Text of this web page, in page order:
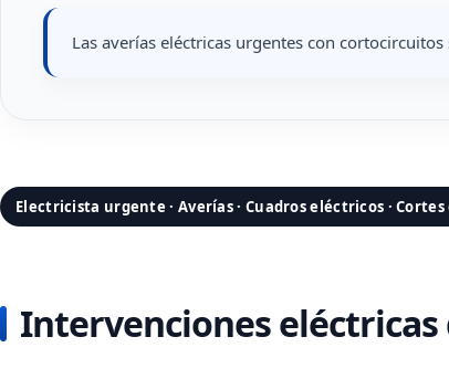
Las averías eléctricas urgentes con
Electricista urgente · Averías · Cuadros eléctricos ·
Intervenciones